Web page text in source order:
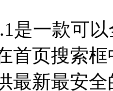
是一款可
首页搜索
最新最安